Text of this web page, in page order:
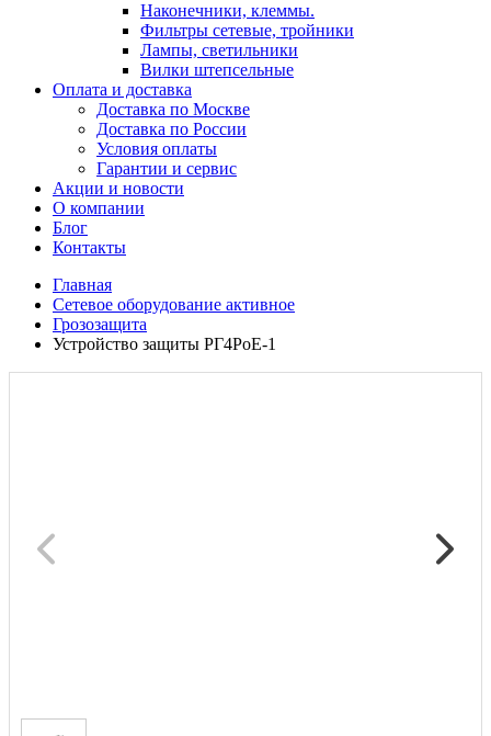
Наконечники, клеммы.
Фильтры сетевые, тройники
Лампы, светильники
Вилки штепсельные
Оплата и доставка
Доставка по Москве
Доставка по России
Условия оплаты
Гарантии и сервис
Акции и новости
О компании
Блог
Контакты
Главная
Сетевое оборудование активное
Грозозащита
Устройство защиты РГ4РоЕ-1